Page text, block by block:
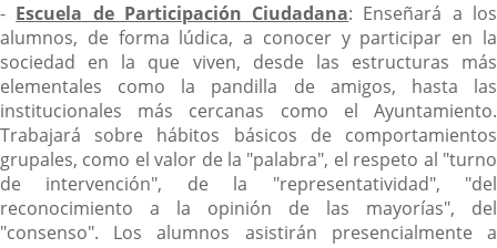
- Escuela de Participación Ciudadana: Enseñará a los
alumnos, de forma lúdica, a conocer y participar en la
sociedad en la que viven, desde las estructuras más
elementales como la pandilla de amigos, hasta las
institucionales más cercanas como el Ayuntamiento.
Trabajará sobre hábitos básicos de comportamientos
grupales, como el valor de la "palabra", el respeto al "turno
de intervención", de la "representatividad", "del
reconocimiento a la opinión de las mayorías", del
"consenso". Los alumnos asistirán presencialmente a